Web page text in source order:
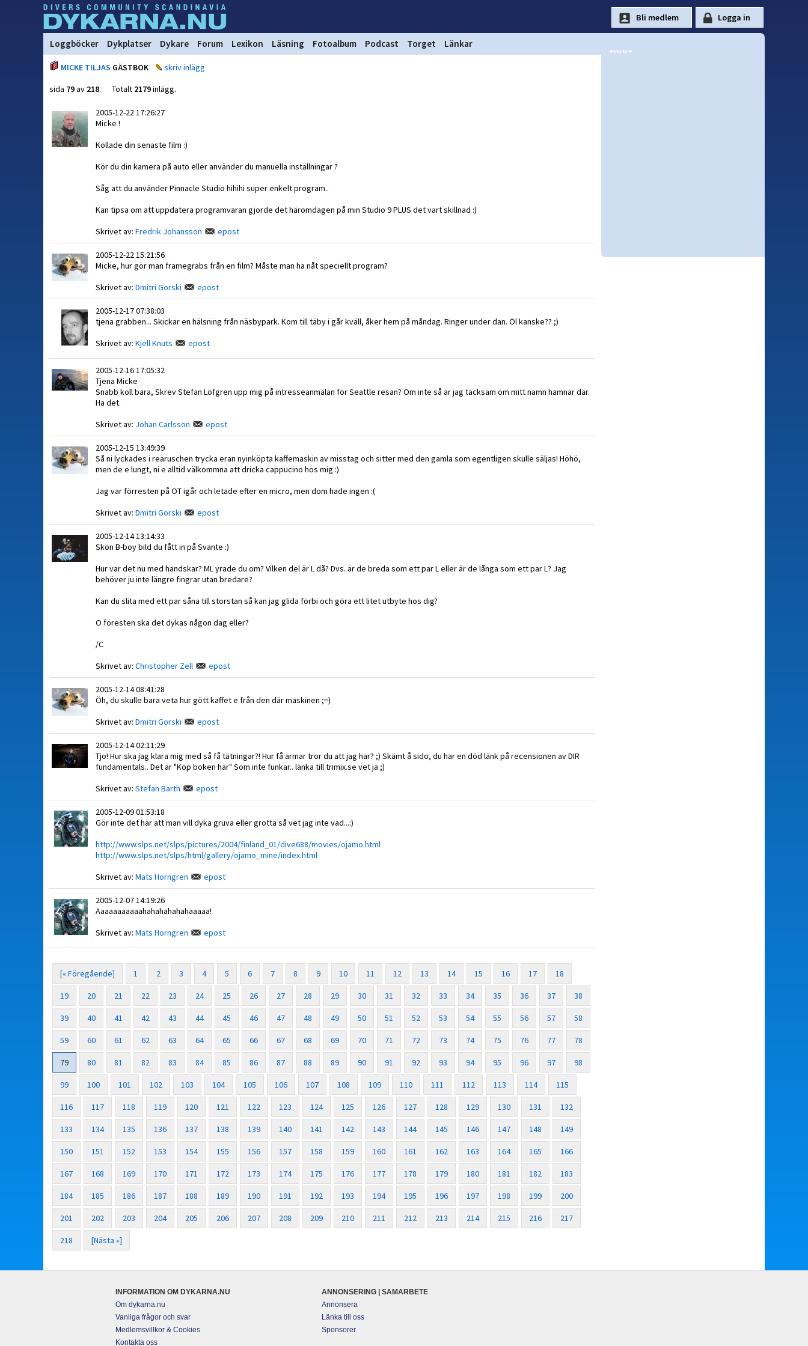
Loggböcker Dykplatser Dykare Forum Lexikon Läsning Fotoalbum Podcast Torget Länkar
MICKE TILJAS GÄSTBOK
skriv inlägg
sida 79av 218. Totalt 2179inlägg.
2005-12-22 17:26:27
Micke !
Kollade din senaste film :)
Kör du din kamera på auto eller använder du manuella inställningar ?
Såg att du använder Pinnacle Studio hihihi super enkelt program..
Kan tipsa om att uppdatera programvaran gjorde det häromdagen på min Studio 9 PLUS det vart skillnad :)
Skrivet av: Fredrik Johansson epost
2005-12-22 15:21:56
Micke, hur gör man framegrabs från en film? Måste man ha nåt speciellt program?
Skrivet av: Dmitri Gorski epost
2005-12-17 07:38:03
tjena grabben... Skickar en hälsning från näsbypark. Kom till täby i går kväll, åker hem på måndag. Ringer under dan. Öl kanske?? ;)
Skrivet av: Kjell Knuts epost
2005-12-16 17:05:32
Tjena Micke
Snabb koll bara, Skrev Stefan Löfgren upp mig på intresseanmälan för Seattle resan? Om inte så är jag tacksam om mitt namn hamnar där.
Ha det.
Skrivet av: Johan Carlsson epost
2005-12-15 13:49:39
Så ni lyckades i rearuschen trycka eran nyinköpta kaffemaskin av misstag och sitter med den gamla som egentligen skulle säljas! Höhö,
men de e lungt, ni e alltid välkommna att dricka cappucino hos mig :)
Jag var förresten på OT igår och letade efter en micro, men dom hade ingen :(
Skrivet av: Dmitri Gorski epost
2005-12-14 13:14:33
Skön B-boy bild du fått in på Svante :)
Hur var det nu med handskar? ML yrade du om? Vilken del är L då? Dvs. är de breda som ett par L eller är de långa som ett par L? Jag
behöver ju inte längre fingrar utan bredare?
Kan du slita med ett par såna till storstan så kan jag glida förbi och göra ett litet utbyte hos dig?
O föresten ska det dykas någon dag eller?
/C
Skrivet av: Christopher Zell epost
2005-12-14 08:41:28
Öh, du skulle bara veta hur gött kaffet e från den där maskinen ;=)
Skrivet av: Dmitri Gorski epost
2005-12-14 02:11:29
Tjo! Hur ska jag klara mig med så få tätningar?! Hur få armar tror du att jag har? ;) Skämt å sido, du har en död länk på recensionen av DIR
fundamentals.. Det är "Köp boken här" Som inte funkar.. länka till trimix.se vet ja ;)
Skrivet av: Stefan Barth epost
2005-12-09 01:53:18
Gör inte det här att man vill dyka gruva eller grotta så vet jag inte vad...:)
http://www.slps.net/slps/pictures/2004/finland_01/dive688/movies/ojamo.html
http://www.slps.net/slps/html/gallery/ojamo_mine/index.html
Skrivet av: Mats Horngren epost
2005-12-07 14:19:26
Aaaaaaaaaaahahahahahahaaaaa!
Skrivet av: Mats Horngren epost
[« Föregående] 1 2 3 4 5 6 7 8 9 10 11 12 13 14 15 16 17 18
19 20 21 22 23 24 25 26 27 28 29 30 31 32 33 34 35 36 37 38
39 40 41 42 43 44 45 46 47 48 49 50 51 52 53 54 55 56 57 58
59 60 61 62 63 64 65 66 67 68 69 70 71 72 73 74 75 76 77 78
79 80 81 82 83 84 85 86 87 88 89 90 91 92 93 94 95 96 97 98
99 100 101 102 103 104 105 106 107 108 109 110 111 112 113 114 115
116 117 118 119 120 121 122 123 124 125 126 127 128 129 130 131 132
133 134 135 136 137 138 139 140 141 142 143 144 145 146 147 148 149
150 151 152 153 154 155 156 157 158 159 160 161 162 163 164 165 166
167 168 169 170 171 172 173 174 175 176 177 178 179 180 181 182 183
184 185 186 187 188 189 190 191 192 193 194 195 196 197 198 199 200
201 202 203 204 205 206 207 208 209 210 211 212 213 214 215 216 217
218 [Nästa »]
INFORMATION OM DYKARNA.NU
Om dykarna.nu
Vanliga frågor och svar
Medlemsvillkor & Cookies
Kontakta oss
ANNONSERING | SAMARBETE
Annonsera
Länka till oss
Sponsorer